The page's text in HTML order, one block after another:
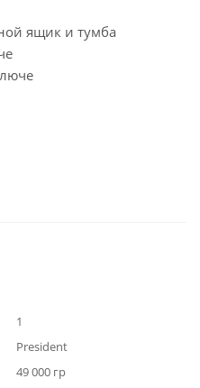
ящик и тумба
1
President
49 000 гр